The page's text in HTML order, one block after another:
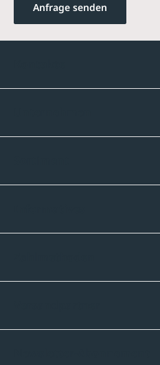
Anfrage senden